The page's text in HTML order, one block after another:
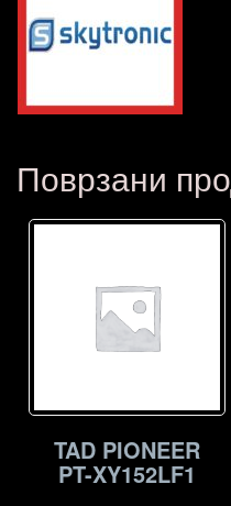
Поврзани
TAD PIONEER
PT-XY152LF1